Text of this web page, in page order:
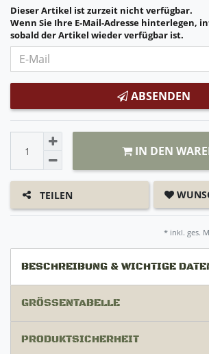
Dieser Artikel ist zurzeit nicht verfügbar.
Wenn Sie Ihre E-Mail-Adresse hinterlegen,
sobald der Artikel wieder verfügbar ist.
ABSENDEN
IN DEN
TEILEN
* inkl. ges.
BESCHREIBUNG & WICHTIGE
GRÖSSENTABELLE
PRODUKTSICHERHEIT